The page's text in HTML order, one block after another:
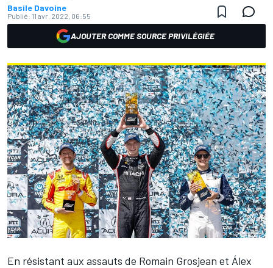
Basile Davoine
Publié: 11 avr. 2022, 06:55
AJOUTER COMME SOURCE PRIVILÉGIÉE
En résistant aux assauts de Romain Grosjean et Álex